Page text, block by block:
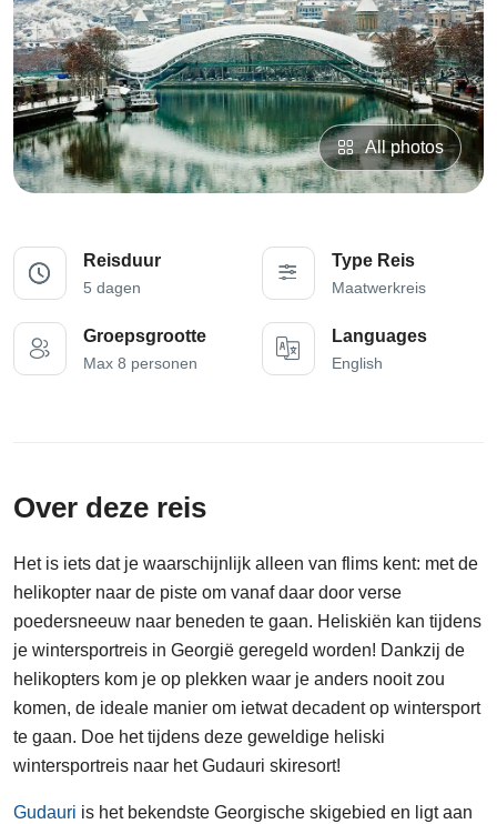
All photos
Reisduur
5 dagen
Type Reis
Maatwerkreis
Groepsgrootte
Max 8 personen
Languages
English
Over deze reis
Het is iets dat je waarschijnlijk alleen van flims kent: met de
helikopter naar de piste om vanaf daar door verse
poedersneeuw naar beneden te gaan. Heliskiën kan tijdens
je wintersportreis in Georgië geregeld worden! Dankzij de
helikopters kom je op plekken waar je anders nooit zou
komen, de ideale manier om ietwat decadent op wintersport
te gaan. Doe het tijdens deze geweldige heliski
wintersportreis naar het Gudauri skiresort!
Gudauri is het bekendste Georgische skigebied en ligt aan